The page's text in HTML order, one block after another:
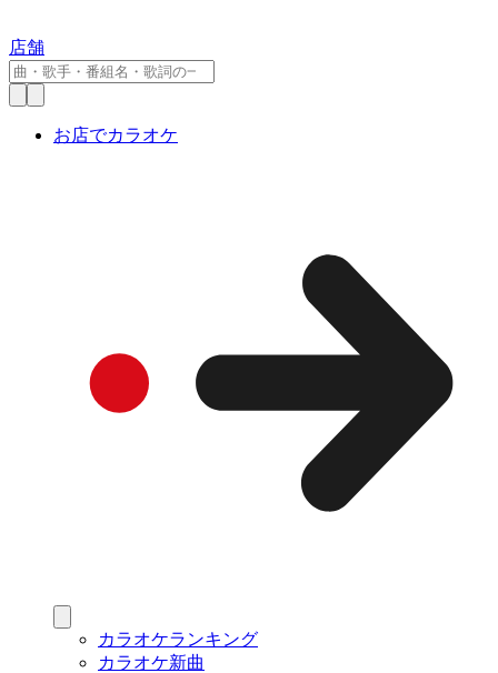
店舗
お店でカラオケ
カラオケランキング
カラオケ新曲